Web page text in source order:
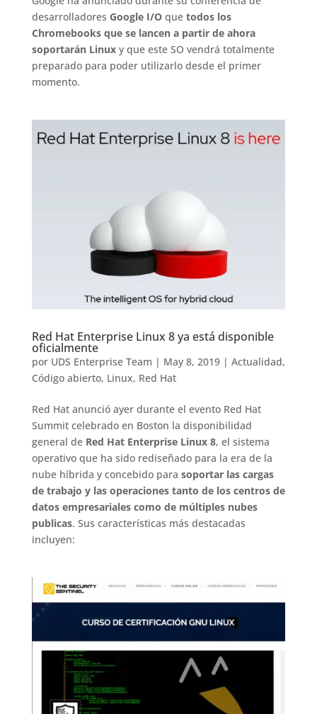
desarrolladores Google I/Oque todos los
Chromebooks que se lancen a partir de ahora
soportarán Linuxy que este SO vendrá totalmente
preparado para poder utilizarlo desde el primer
momento.
Red Hat Enterprise Linux 8 ya está disponible
oficialmente
por UDS Enterprise Team | May 8, 2019| Actualidad,
Código abierto, Linux, Red Hat
Red Hat anunció ayer durante el evento Red Hat
Summit celebrado en Boston la disponibilidad
general de Red Hat Enterprise Linux 8, el sistema
operativo que ha sido rediseñado para la era de la
nube híbrida y concebido para soportar las cargas
de trabajo y las operaciones tanto de los centros de
datos empresariales como de múltiples nubes
publicas. Sus características más destacadas
incluyen: